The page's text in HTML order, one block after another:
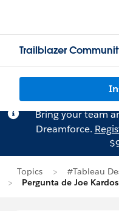
Trailblazer
Bring your team
Dreamforce.
Topics
#Tableau
Pergunta de Joe Kardos